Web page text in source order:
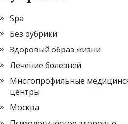
Spa
Без рубрики
Здоровый образ жизни
Лечение болезней
Многопрофильные
центры
Москва